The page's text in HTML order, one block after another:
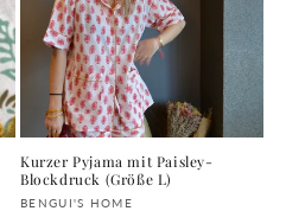
Kurzer Pyjama mit Paisley-
Blockdruck (Größe L)
Anbieter:
BENGUI'S HOME